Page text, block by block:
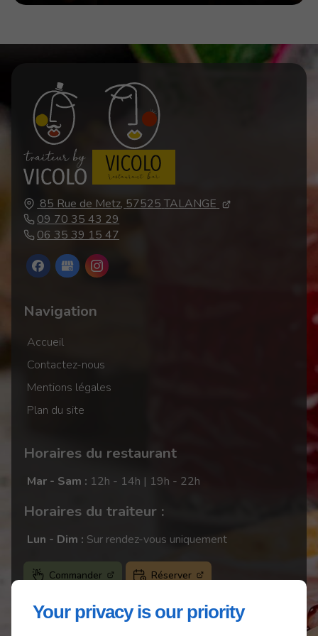
Your privacy is our priority
85 Rue de Metz, 57525 TALANGE
09 70 35 43 29
06 35 39 15 47
Navigation
Accueil
Contactez-nous
Mentions légales
Plan du site
Horaires du restaurant
Mar - Sam : 12h - 14h | 19h - 22h
Horaires du traiteur :
Lun - Dim : Sur rendez-vous uniquement
Commander Réserver